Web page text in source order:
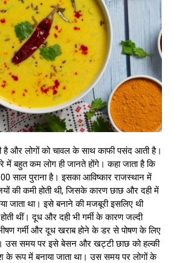
और लोगों को चावल के साथ काफी पसंद आती है।
में बहुत कम लोग ही जानते होंगे। कहा जाता है कि
साल पुराना है। इसका आविष्कार राजस्थान में
की कमी होती थी, जिसके कारण छाछ और दही में
जाता था। इसे बनाने की मजबूरी इसलिए थी
होती थीं। दूध और दही भी गर्मी के कारण जल्दी
गर्मी और दूध खराब होने के डर से पोषण के लिए
उस समय पर इसे बेसन और खट्टी छाछ को हल्की
रूप में बनाया जाता था। उस समय पर लोगों के